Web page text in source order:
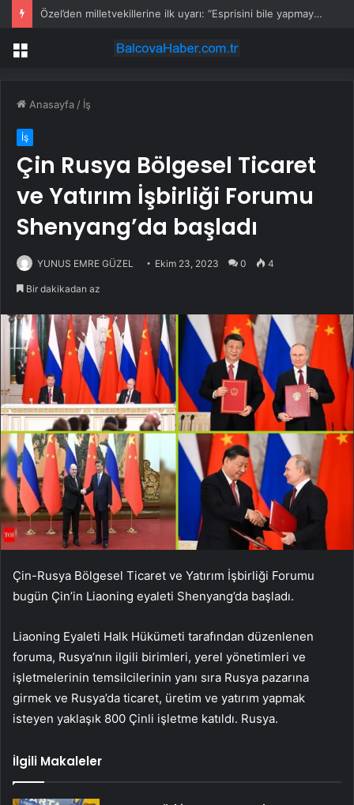
Özel’den milletvekillerine ilk uyarı: “Esprisini bile yapmayacaksınız”
Menü
Anasayfa / İş
İş
Çin Rusya Bölgesel Ticaret
ve Yatırım İşbirliği Forumu
Shenyang’da başladı
YUNUS EMRE GÜZEL Ekim 23, 2023 0 4
Bir dakikadan az
Çin-Rusya Bölgesel Ticaret ve Yatırım İşbirliği Forumu
bugün Çin’in Liaoning eyaleti Shenyang’da başladı.
Liaoning Eyaleti Halk Hükümeti tarafından düzenlenen
foruma, Rusya’nın ilgili birimleri, yerel yönetimleri ve
işletmelerinin temsilcilerinin yanı sıra Rusya pazarına
girmek ve Rusya’da ticaret, üretim ve yatırım yapmak
isteyen yaklaşık 800 Çinli işletme katıldı. Rusya.
İlgili Makaleler